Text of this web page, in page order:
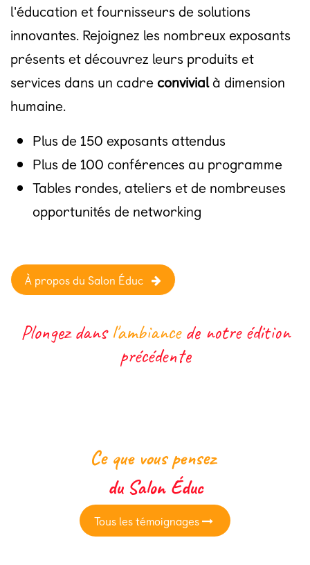
l'éducation et fournisseurs de solutions
innovantes. Rejoignez les nombreux exposants
présents et découvrez leurs produits et
services dans un cadreconvivialà dimension
humaine.
Plus de 150 exposants attendus
Plus de 100 conférences au programme
Tables rondes, ateliers et de nombreuses
opportunités de networking
À propos du Salon Éduc
Plongez dans l'ambiance de notre édition
précédente
Ce que vous pensez
du Salon Éduc
Tous les témo​​​​​​ignages